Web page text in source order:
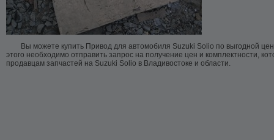
Вы можете купить Привод для автомобиля Suzuki Solio по выгодной
этого необходимо отправить запрос на получение цен и комплектности,
продавцам запчастей на Suzuki Solio в Владивостоке и области.